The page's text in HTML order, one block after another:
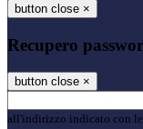
button close ×
Recupero
button close ×
all'indirizzo indicato con le